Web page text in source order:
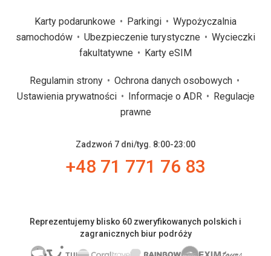
Karty podarunkowe Parkingi
Wypożyczalnia
samochodów
Ubezpieczenie turystyczne
Wycieczki
fakultatywne
Karty eSIM
Regulamin strony
Ochrona danych osobowych
Ustawienia prywatności
Informacje o ADR
Regulacje
prawne
Zadzwoń 7 dni/tyg. 8:00-23:00
+48 71 771 76 83
Reprezentujemy blisko 60 zweryfikowanych polskich i
zagranicznych biur podróży